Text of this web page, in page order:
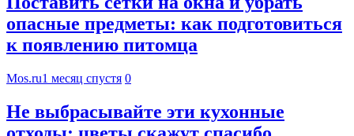
опасные предметы: как подготовиться
к появлению питомца
Mos.ru1 месяц спустя 0
Не выбрасывайте эти кухонные